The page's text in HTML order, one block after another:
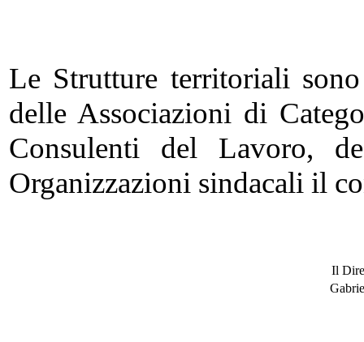
Le Strutture territoriali
delle Associazioni di
Consulenti del Lavoro,
Organizzazioni sindacali il
Il